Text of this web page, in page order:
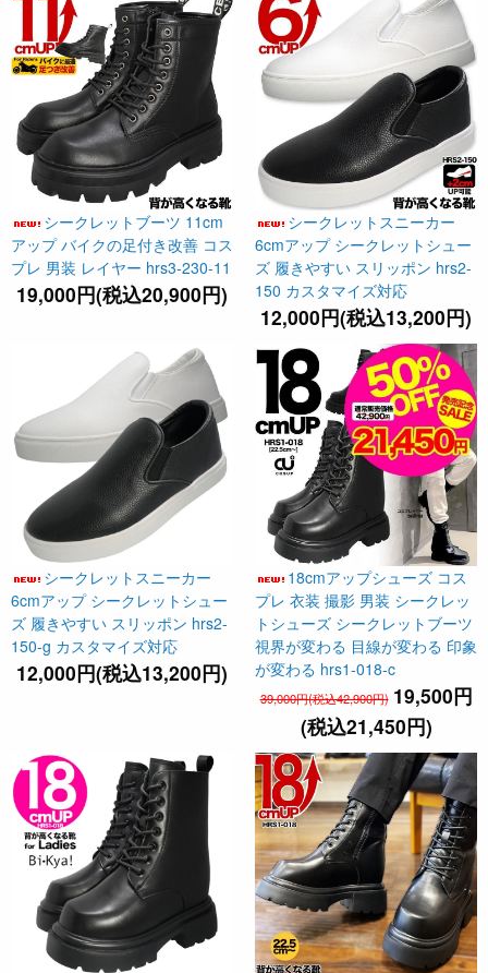
シークレットブーツ 11cm
アップ バイクの足付き改善 コス
プレ 男装 レイヤー hrs3-230-11
19,000円(税込20,900円)
シークレットスニーカー
6cmアップ シークレットシュー
ズ 履きやすい スリッポン hrs2-
150 カスタマイズ対応
12,000円(税込13,200円)
シークレットスニーカー
6cmアップ シークレットシュー
ズ 履きやすい スリッポン hrs2-
150-g カスタマイズ対応
12,000円(税込13,200円)
18cmアップシューズ コス
プレ 衣装 撮影 男装 シークレッ
トシューズ シークレットブーツ
視界が変わる 目線が変わる 印象
が変わる hrs1-018-c
39,000円(税込42,900円) 19,500円
(税込21,450円)